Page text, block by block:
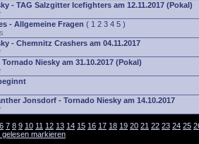
- TAG Salzgitter Icefighters am 12.11.2017 (Pokal)
- Allgemeine Fragen ( 1 2 3 4 5 )
- Chemnitz Crashers am 04.11.2017
Niesky am 31.10.2017 (Pokal)
Jonsdorf - Tornado Niesky am 14.10.2017
6 7 8 9 10 11 12 13 14 15 16 17 18 19 20 21 22 23 24 25
gelesen markieren